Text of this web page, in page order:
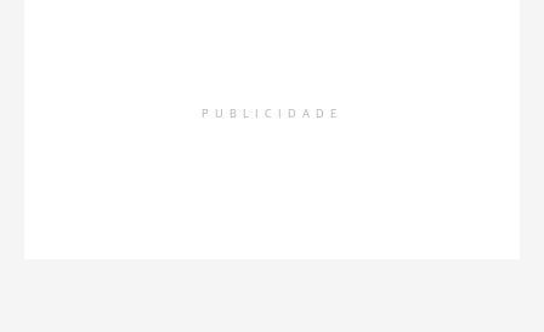
PUBLICIDADE